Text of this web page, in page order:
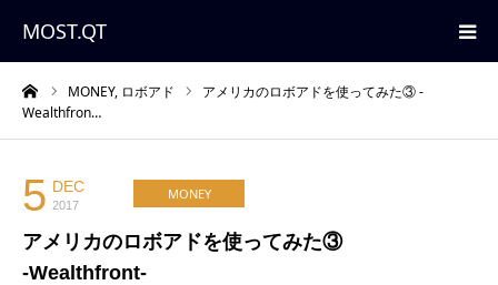
MOST.QT
MONEY, ロボアド
アメリカのロボアドを使ってみた③ -
Wealthfron…
5 DEC
2017
MONEY
アメリカのロボアドを使ってみた③
-Wealthfront-
HOME